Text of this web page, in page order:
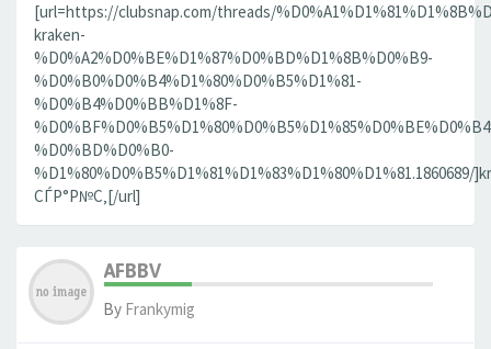
[url=https://clubsnap.com/threads/
kraken-
%D0%A2%D0%BE%D1%87%D0%BD%D1%8B%D0%B9-
%D0%B0%D0%B4%D1%80%D0%B5%D1%81-
%D0%B4%D0%BB%D1%8F-
%D0%BD%D0%B0-
%D1%80%D0%B5%D1%81%D1%83%D1%80%D1%81.1860689/
СЃР°Р№С‚[/url]
AFBBV
By Frankymig